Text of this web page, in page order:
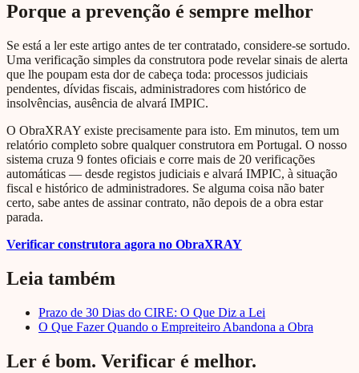
Porque a prevenção é sempre melhor
Se está a ler este artigo antes de ter contratado, considere-se sortudo.
Uma verificação simples da construtora pode revelar sinais de alerta
que lhe poupam esta dor de cabeça toda: processos judiciais
pendentes, dívidas fiscais, administradores com histórico de
insolvências, ausência de alvará IMPIC.
O ObraXRAY existe precisamente para isto. Em minutos, tem um
relatório completo sobre qualquer construtora em Portugal. O nosso
sistema cruza 9 fontes oficiais e corre mais de 20 verificações
automáticas — desde registos judiciais e alvará IMPIC, à situação
fiscal e histórico de administradores. Se alguma coisa não bater
certo, sabe antes de assinar contrato, não depois de a obra estar
parada.
Verificar construtora agora no ObraXRAY
Leia também
Prazo de 30 Dias do CIRE: O Que Diz a Lei
O Que Fazer Quando o Empreiteiro Abandona a Obra
Ler é bom. Verificar é melhor.